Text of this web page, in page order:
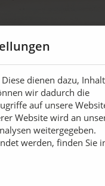
dienen dazu,
wir dadurch die
auf unsere
Website wird an
weitergegeben.
werden, finden Sie